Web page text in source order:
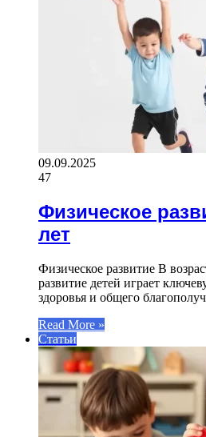
09.09.2025
47
Физическое
лет
Физическое развитие В
развитие детей играет
здоровья и общего
Read More »
Статьи